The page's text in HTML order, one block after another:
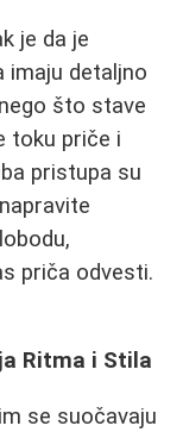
je da je
imaju detaljno
što stave
toku priče i
pristupa su
priča odvesti.
Ritma i Stila
se suočavaju